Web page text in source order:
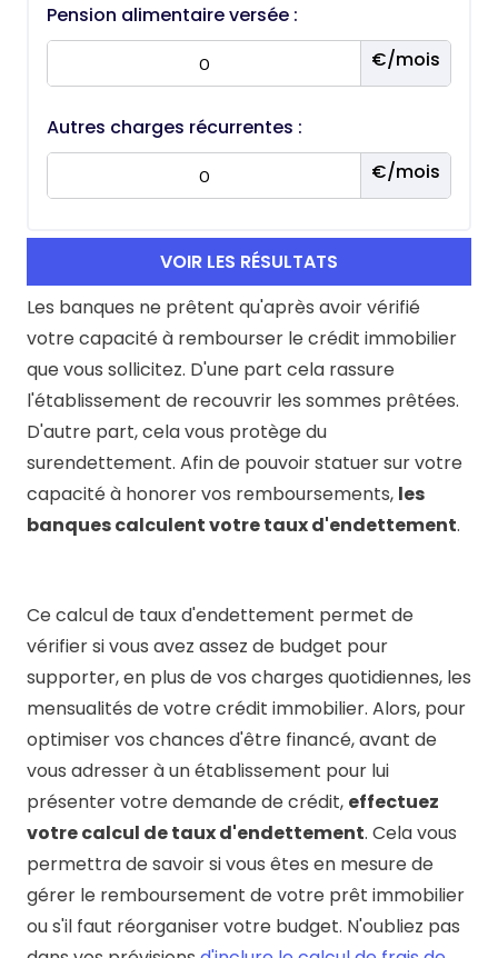
Les banques ne prêtent qu'après avoir vérifié
votre capacité à rembourser le crédit immobilier
que vous sollicitez. D'une part cela rassure
l'établissement de recouvrir les sommes prêtées.
D'autre part, cela vous protège du
surendettement. Afin de pouvoir statuer sur votre
capacité à honorer vos remboursements, les
banques calculent votre taux d'endettement.
Pension alimentaire versée :
Autres charges récurrentes :
VOIR LES RÉSULTATS
Ce calcul de taux d'endettement permet de
vérifier si vous avez assez de budget pour
supporter, en plus de vos charges quotidiennes, les
mensualités de votre crédit immobilier. Alors, pour
optimiser vos chances d'être financé, avant de
vous adresser à un établissement pour lui
présenter votre demande de crédit, effectuez
votre calcul de taux d'endettement. Cela vous
permettra de savoir si vous êtes en mesure de
gérer le remboursement de votre prêt immobilier
ou s'il faut réorganiser votre budget. N'oubliez pas